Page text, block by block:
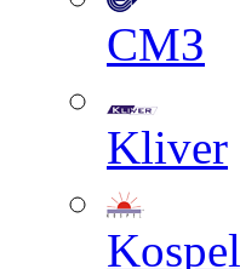
СМЗ
Kliver
Kospel